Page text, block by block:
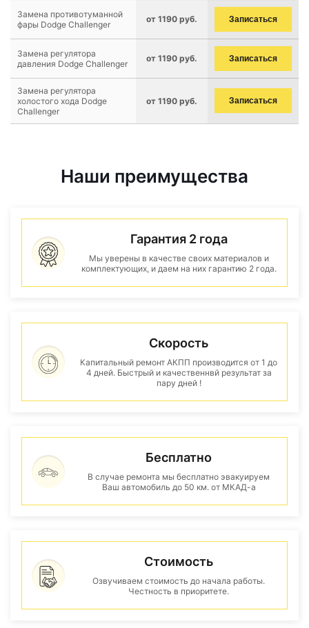
Замена противотуманной
фары Dodge Challenger
от 1190 руб. Записаться
Замена регулятора
давления Dodge Challenger
от 1190 руб. Записаться
Замена регулятора
холостого хода Dodge
Challenger
от 1190 руб. Записаться
Наши преимущества
Гарантия 2 года
Мы уверены в качестве своих материалов и
комплектующих, и даем на них гарантию 2 года.
Скорость
Капитальный ремонт АКПП производится от 1 до
4 дней. Быстрый и качественнвй результат за
пару дней !
Бесплатно
В случае ремонта мы бесплатно эвакуируем
Ваш автомобиль до 50 км. от МКАД-а
Стоимость
Озвучиваем стоимость до начала работы.
Честность в приоритете.